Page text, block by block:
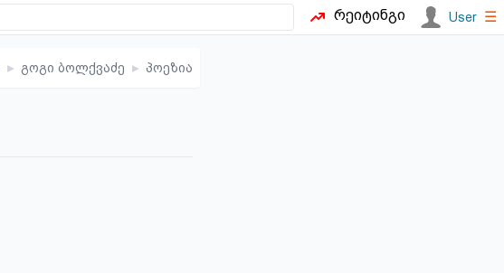
რეიტინგი User ☰
▸ გოგი ბოლქვაძე ▸ პოეზია